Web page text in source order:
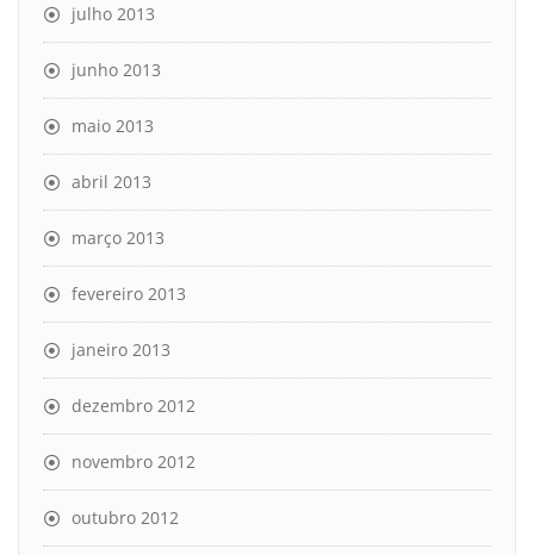
julho 2013
junho 2013
maio 2013
abril 2013
março 2013
fevereiro 2013
janeiro 2013
dezembro 2012
novembro 2012
outubro 2012